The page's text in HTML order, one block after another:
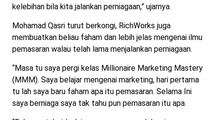
kelebihan bila kita jalankan perniagaan,” ujarnya.
Mohamad Qasri turut berkongi, RichWorks juga
membuatkan beliau faham dan lebih jelas mengenai ilmu
pemasaran walau telah lama menjalankan perniagaan.
“Masa tu saya pergi kelas Millionaire Marketing Mastery
(MMM). Saya belajar mengenai marketing, hari pertama
tu lah saya baru faham apa itu pemasaran. Selama Ini
saya berniaga saya tak tahu pun pemasaran itu apa.